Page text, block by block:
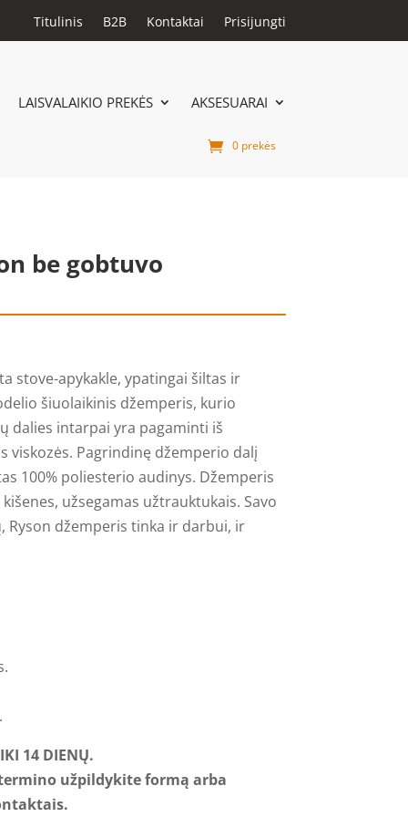
Titulinis B2B Kontaktai Prisijungti
LAISVALAIKIO PREKĖS AKSESUARAI
0 prekės
be gobtuvo
stove-apykakle, ypatingai šiltas ir
šiuolaikinis džemperis, kurio
dalies intarpai yra pagaminti iš
viskozės. Pagrindinę džemperio dalį
100% poliesterio audinys. Džemperis
užsegamas užtrauktukais. Savo
džemperis tinka ir darbui, ir
14 DIENŲ.
užpildykite formą arba